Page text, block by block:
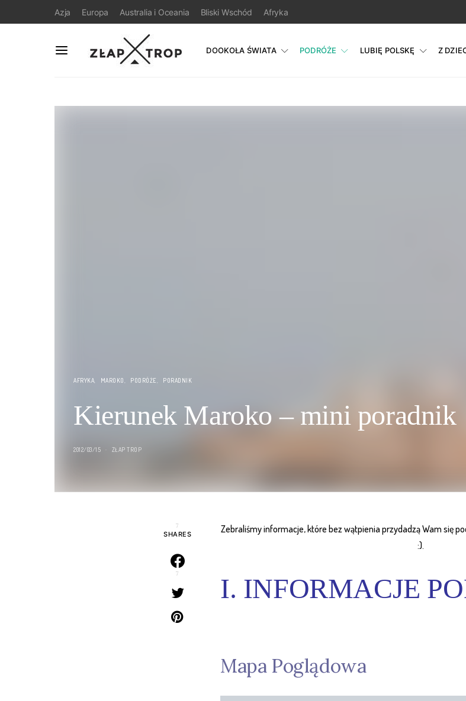
Azja Europa Australia i Oceania Bliski Wschód Afryka
DOOKOŁA ŚWIATA PODRÓŻE LUBIĘ POLSKĘ Z
AFRYKA MAROKO PODRÓŻE PORADNIK
Kierunek Maroko – mini poradnik
2012/03/15 ZŁAP TROP
7
SHARES
7
Zebraliśmy informacje, które bez wątpienia przydadzą Wam się
:).
I. INFORMACJE
Mapa Poglądowa